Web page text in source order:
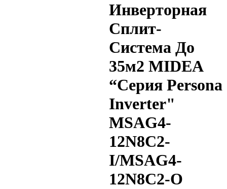
Инверторная
Сплит-
Система До
35м2 MIDEA
“Серия Persona
Inverter"
MSAG4-
12N8C2-
I/MSAG4-
12N8C2-O